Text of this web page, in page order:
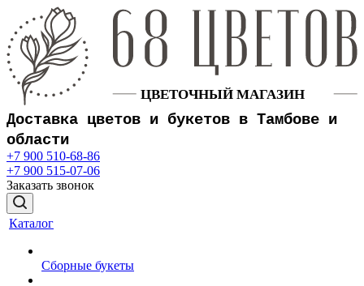
Доставка цветов и букетов в Тамбове и
области
+7 900 510-68-86
+7 900 515-07-06
Заказать звонок
Каталог
Сборные букеты